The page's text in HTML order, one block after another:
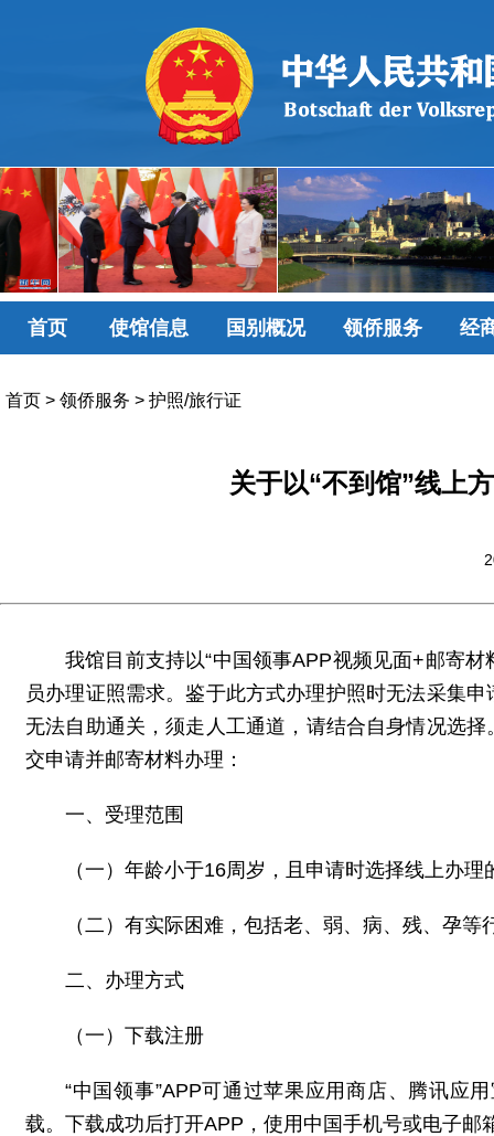
首页 使馆信息 国别概况 领侨服务 经
首页 > 领侨服务 > 护照/旅行证
关于以“不到馆”线上
我馆目前支持以“中国领事APP视频见面+邮寄
员办理证照需求。鉴于此方式办理护照时无法采集
无法自助通关，须走人工通道，请结合自身情况选
交申请并邮寄材料办理：
一、受理范围
（一）年龄小于16周岁，且申请时选择线上办理
（二）有实际困难，包括老、弱、病、残、孕
二、办理方式
（一）下载注册
“中国领事”APP可通过苹果应用商店、腾讯应
载。下载成功后打开APP，使用中国手机号或电子